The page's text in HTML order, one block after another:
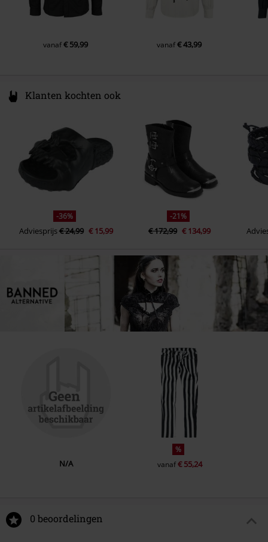
vanaf€ 59,99 vanaf€ 43,99
Klanten kochten ook
-36%
Adviesprijs€ 24,99 € 15,99
-21%
€ 172,99 € 134,99
N/A
%
vanaf€ 55,24
0 beoordelingen